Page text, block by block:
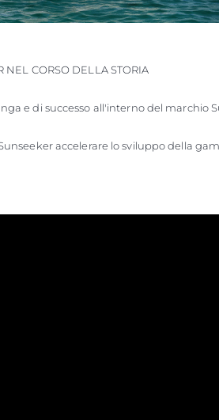
NEL CORSO DELLA STORIA
e di successo all'interno del
accelerare lo sviluppo della